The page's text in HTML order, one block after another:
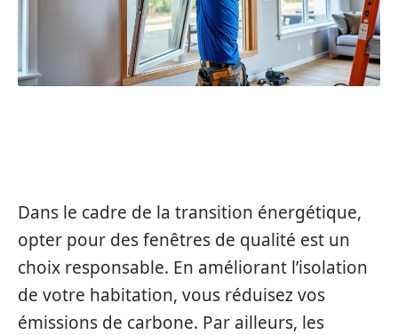
Dans le cadre de la transition énergétique,
opter pour des fenêtres de qualité est un
choix responsable. En améliorant l’isolation
de votre habitation, vous réduisez vos
émissions de carbone. Par ailleurs, les